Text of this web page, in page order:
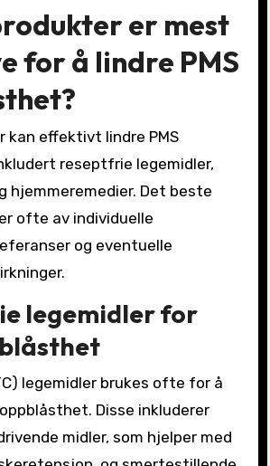
er mest
for å lindre PMS
kan effektivt lindre PMS
reseptfrie legemidler,
hjemmeremedier. Det beste
ofte av individuelle
og eventuelle
legemidler for
legemidler brukes ofte for å
Disse inkluderer
midler, som hjelper med